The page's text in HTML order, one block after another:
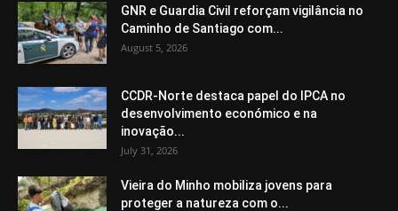
GNR e Guardia Civil reforçam vigilância no
Caminho de Santiago com...
August 5, 2026
CCDR-Norte destaca papel do IPCA no
desenvolvimento económico e na
inovação...
July 31, 2026
Vieira do Minho mobiliza jovens para
proteger a natureza com o...